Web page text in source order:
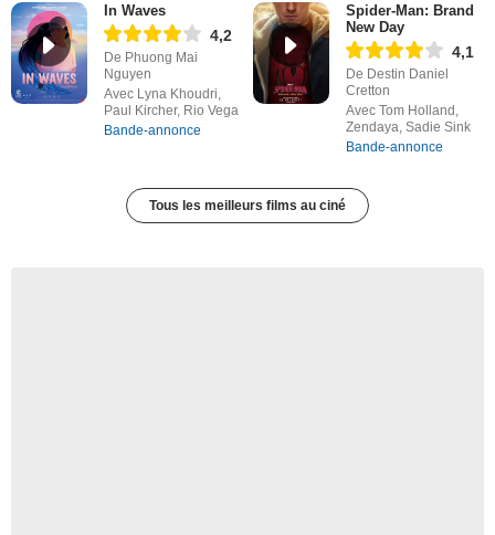
In Waves
4,2
De Phuong Mai
Nguyen
Avec Lyna Khoudri,
Paul Kircher, Rio Vega
Bande-annonce
Spider-Man: Brand
New Day
4,1
De Destin Daniel
Cretton
Avec Tom Holland,
Zendaya, Sadie Sink
Bande-annonce
Tous les meilleurs films au ciné